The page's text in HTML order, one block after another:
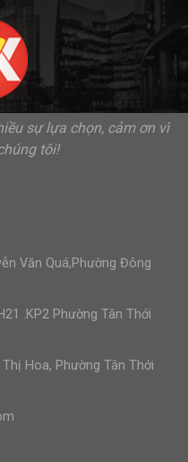
sự lựa chọn, cảm ơn vì
tôi!
Văn Quá,Phường Đông
.KP2 Phường Tân Thới
Hoa, Phường Tân Thới